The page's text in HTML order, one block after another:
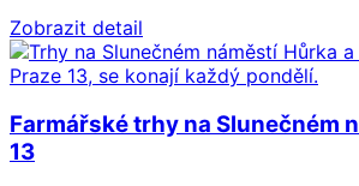
Zobrazit detail
Farmářské trhy na Slunečném
13